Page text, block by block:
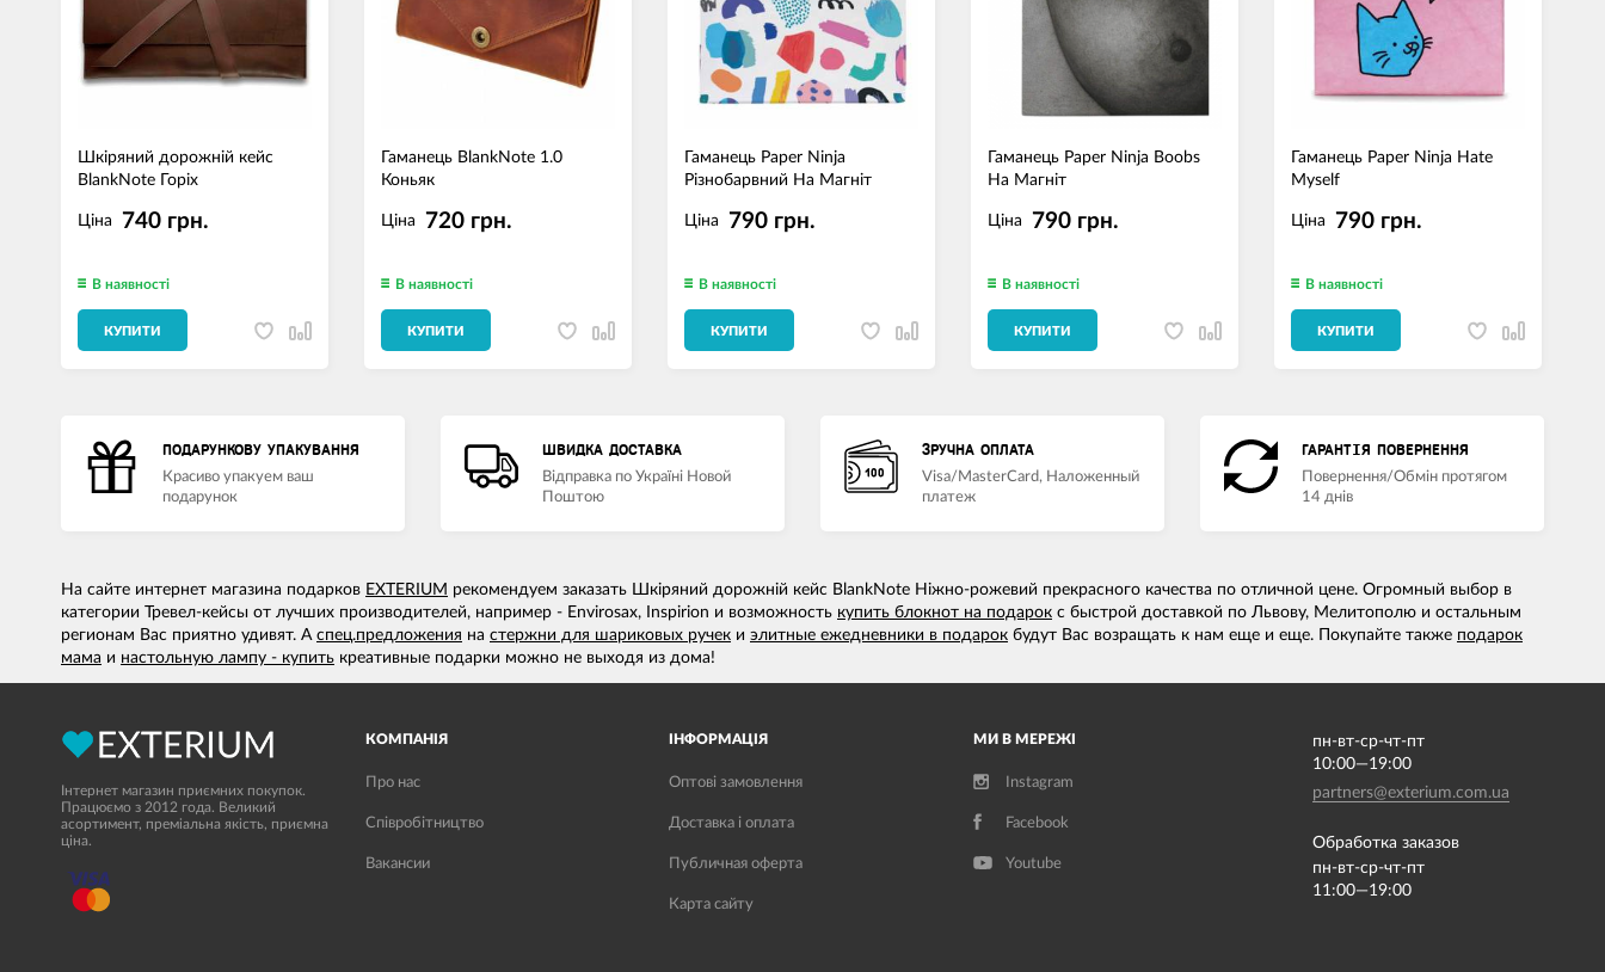
Шкіряний дорожній кейс
BlankNote Горіх
Ціна 740 грн.
В наявності
КУПИТИ
Гаманець BlankNote 1.0
Коньяк
Ціна 720 грн.
В наявності
КУПИТИ
Гаманець Paper Ninja
Різнобарвний На Магніт
Ціна 790 грн.
В наявності
КУПИТИ
Гаманець Paper Ninja Boobs
На Магніт
Ціна 790 грн.
В наявності
КУПИТИ
Гаманець Paper Ninja Hate
Myself
Ціна 790 грн.
В наявності
КУПИТИ
ПОДАРУНКОВУ УПАКУВАННЯ
Красиво упакуем ваш
подарунок
ШВИДКА ДОСТАВКА
Відправка по Україні Новой
Поштою
ЗРУЧНА ОПЛАТА
Visa/MasterCard, Наложенный
платеж
ГАРАНТІЯ ПОВЕРНЕННЯ
Повернення/Обмін протягом
14 днів
На сайте интернет магазина подарков EXTERIUM рекомендуем заказать Шкіряний дорожній кейс BlankNote Ніжно-рожевий прекрасного качества по отличной цене. Огромный выбор в
категории Тревел-кейсы от лучших производителей, например - Envirosax, Inspirion и возможность купить блокнот на подарок с быстрой доставкой по Львову, Мелитополю и остальным
регионам Вас приятно удивят. А спец.предложения на стержни для шариковых ручек и элитные ежедневники в подарок будут Вас возращать к нам еще и еще. Покупайте также подарок
мама и настольную лампу - купить креативные подарки можно не выходя из дома!
Інтернет магазин приємних покупок.
Працюємо з 2012 года. Великий
асортимент, преміальна якість, приємна
ціна.
КОМПАНІЯ
Про нас
Співробітництво
Вакансии
ІНФОРМАЦІЯ
Оптові замовлення
Доставка і оплата
Публичная оферта
Карта сайту
МИ В МЕРЕЖІ
Instagram
Facebook
Youtube
пн-вт-ср-чт-пт
10:00—19:00
partners@exterium.com.ua
Обработка заказов
пн-вт-ср-чт-пт
11:00—19:00